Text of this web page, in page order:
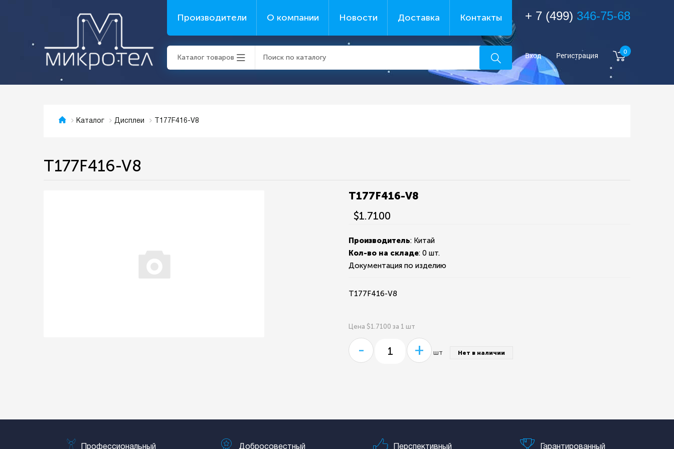
Производители О компании Новости Доставка Контакты
Каталог товаров
+ 7 (499) 346-75-68
Вход Регистрация 0
Каталог Дисплеи T177F416-V8
T177F416-V8
T177F416-V8
$1.7100
Производитель: Китай
Кол-во на складе:0 шт.
Документация по изделию
T177F416-V8
Цена $1.7100 за 1 шт
- + шт Нет в наличии
Профессиональный Добросовестный Перспективный Гарантированный